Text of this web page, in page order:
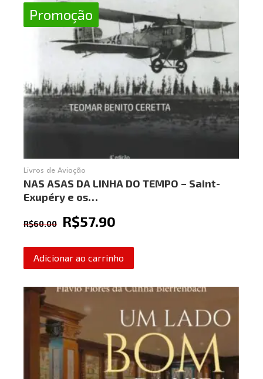
Promoção
Livros de Aviação
NAS ASAS DA LINHA DO TEMPO – Saint-
Exupéry e os…
R$60.00 R$57.90
Adicionar ao carrinho